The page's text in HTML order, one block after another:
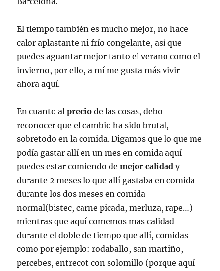
El tiempo también es mucho mejor, no hace
calor aplastante ni frío congelante, así que
puedes aguantar mejor tanto el verano como el
invierno, por ello, a mí me gusta más vivir
ahora aquí.
En cuanto alprecio de las cosas, debo
reconocer que el cambio ha sido brutal,
sobretodo en la comida. Digamos que lo que me
podía gastar allí en un mes en comida aquí
puedes estar comiendo demejor calidad y
durante 2 meses lo que allí gastaba en comida
durante los dos meses en comida
normal(bistec, carne picada, merluza, rape…)
mientras que aquí comemos mas calidad
durante el doble de tiempo que allí, comidas
como por ejemplo: rodaballo, san martiño,
percebes, entrecot con solomillo (porque aquí